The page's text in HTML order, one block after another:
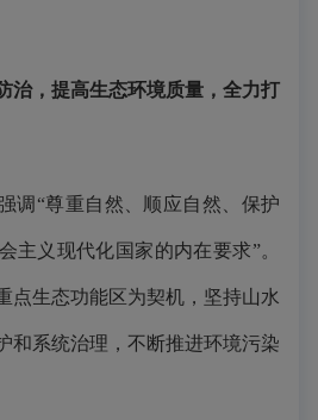
治，提高生态环境质量， 全力打
调“尊重自然、顺应自然、保护
主义现代化国家的内在要求”。
点生态功能区为契机，坚持山水
和系统治理，不断推进环境污染